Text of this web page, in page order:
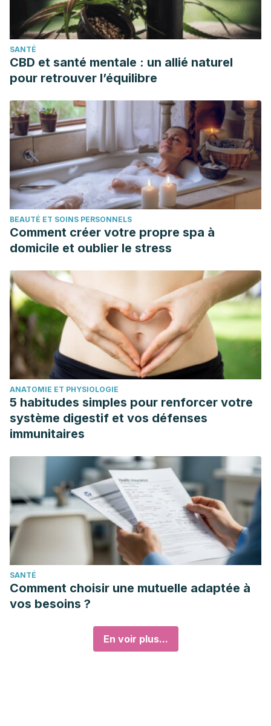
SANTÉ
CBD et santé mentale : un allié naturel
pour retrouver l’équilibre
BEAUTÉ ET SOINS PERSONNELS
Comment créer votre propre spa à
domicile et oublier le stress
ANATOMIE ET PHYSIOLOGIE
5 habitudes simples pour renforcer votre
système digestif et vos défenses
immunitaires
SANTÉ
Comment choisir une mutuelle adaptée à
vos besoins ?
En voir plus...